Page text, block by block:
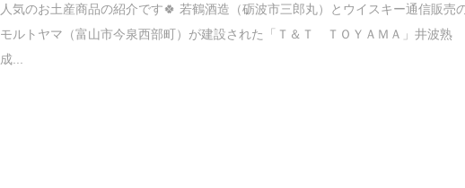
人気のお土産商品の紹介です🍀 若鶴酒造（砺波市三郎丸）とウイスキー通信販売
モルトヤマ（富山市今泉西部町）が建設された「Ｔ＆Ｔ ＴＯＹＡＭＡ」井波熟
成...